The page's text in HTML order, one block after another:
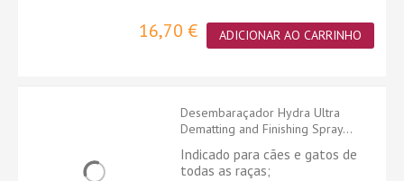
16,70 € ADICIONAR AO CARRINHO
Desembaraçador Hydra Ultra
Dematting and Finishing Spray...
Indicado para cães e gatos de
todas as raças;